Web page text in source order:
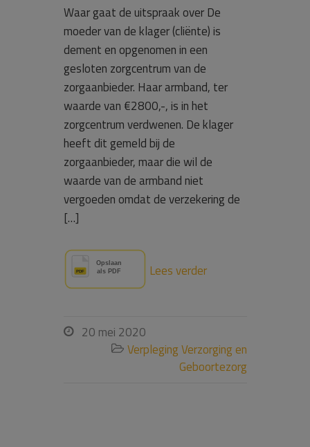
Waar gaat de uitspraak over De
moeder van de klager (cliënte) is
dement en opgenomen in een
gesloten zorgcentrum van de
zorgaanbieder. Haar armband, ter
waarde van €2800,-, is in het
zorgcentrum verdwenen. De klager
heeft dit gemeld bij de
zorgaanbieder, maar die wil de
waarde van de armband niet
vergoeden omdat de verzekering de
[…]
Lees verder
 20 mei 2020
 Verpleging Verzorging en
Geboortezorg